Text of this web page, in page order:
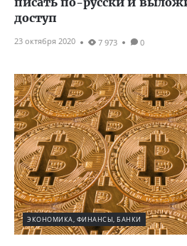
доступ
23 октября 2020 7 973 0
ЭКОНОМИКА, ФИНАНСЫ, БАНКИ